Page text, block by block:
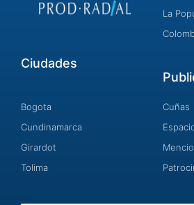
La
Ciudades
Bogota
Cundinamarca
Girardot
Tolima
Cuñas